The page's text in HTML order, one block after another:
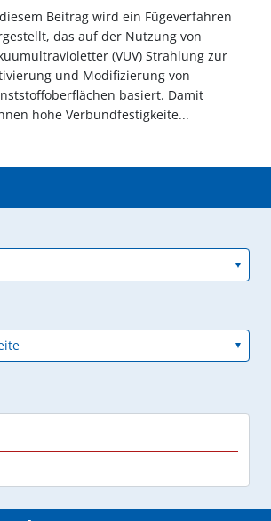
Beitrag wird ein Fügeverfahren
das auf der Nutzung von
(VUV) Strahlung zur
und Modifizierung von
basiert. Damit
hohe Verbundfestigkeite...